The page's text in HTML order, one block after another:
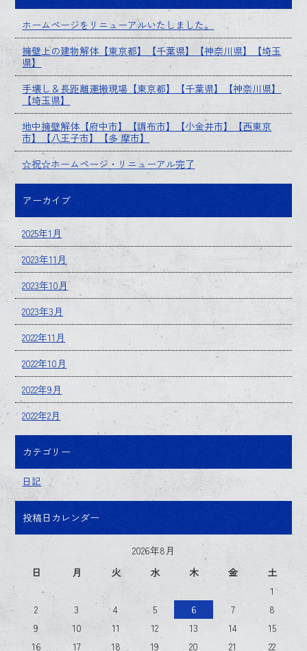
ホームページをリニューアルいたしました。
擁壁上の建物解体【東京都】【千葉県】【神奈川県】【埼玉
県】
手壊し＆長距離運搬現場【東京都】【千葉県】【神奈川県】
【埼玉県】
地中擁壁解体【府中市】【調布市】【小金井市】【西東京
市】【八王子市】【多 摩市】
☆祝☆ホームページ・リニューアル完了
アーカイブ
2025年1月
2023年11月
2023年10月
2023年3月
2022年11月
2022年10月
2022年9月
2022年2月
カテゴリー
日記
投稿日カレンダー
2026年8月
日
月 火 水 木 金
土
1
2
3 4 5 6 7
8
9
10 11 12 13 14
15
16
17 18 19 20 21 22